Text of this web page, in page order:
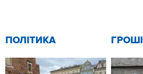
ПОЛІТИКА ГРОШІ